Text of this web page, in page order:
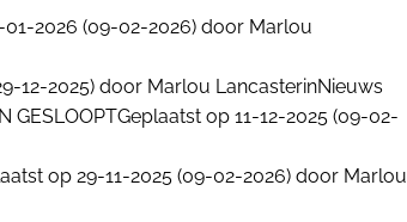
2026 (09-02-2026)door Marlou
12-2025) door Marlou LancasterinNieuws
GESLOOPTGeplaatst op 11-12-2025 (09-02-
op 29-11-2025 (09-02-2026) door Marlou